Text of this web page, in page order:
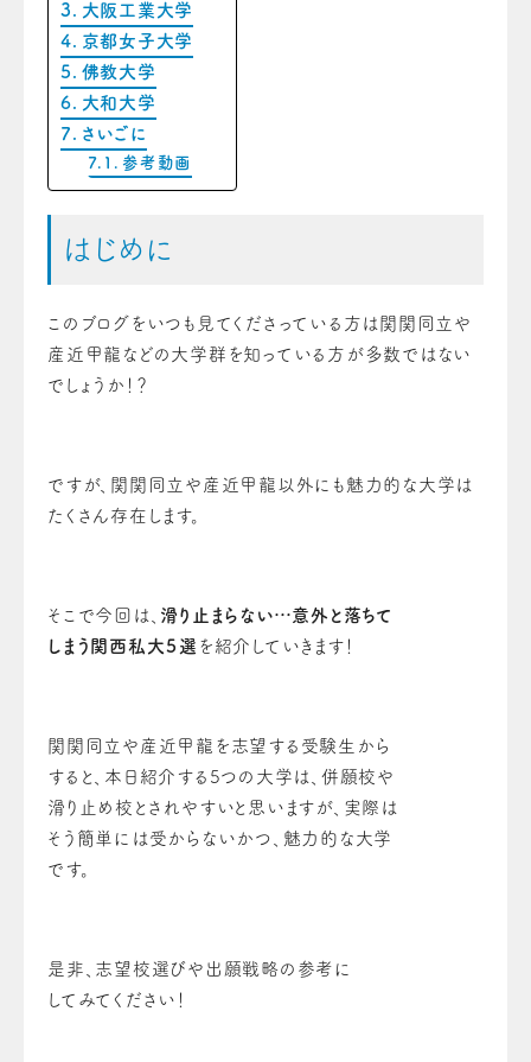
大阪工業大学
京都女子大学
佛教大学
大和大学
さいごに
参考動画
はじめに
このブログをいつも見てくださっている方は関関同立や
産近甲龍などの大学群を知っている方が多数ではない
でしょうか！？
ですが、関関同立や産近甲龍以外にも魅力的な大学は
たくさん存在します。
そこで今回は、 滑り止まらない…意外と落ちて
しまう関西私大５選 を紹介していきます！
関関同立や産近甲龍を志望する受験生から
すると、本日紹介する5つの大学は、併願校や
滑り止め校とされやすいと思いますが、実際は
そう簡単には受からないかつ、魅力的な大学
です。
是非、志望校選びや出願戦略の参考に
してみてください！